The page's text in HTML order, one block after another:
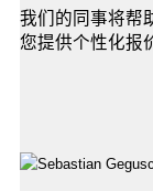
我们的同事将帮
您提供个性化报